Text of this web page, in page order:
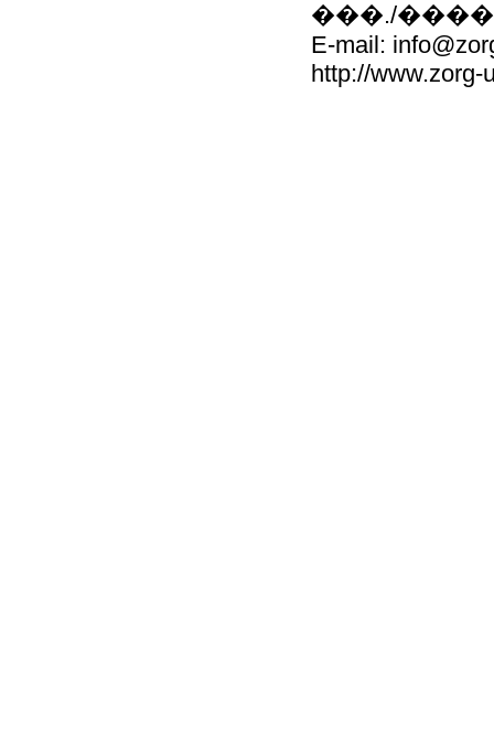
���./����
E-mail:
http://www.zorg-